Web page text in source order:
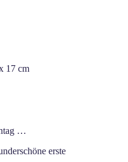
17 cm
…
erste